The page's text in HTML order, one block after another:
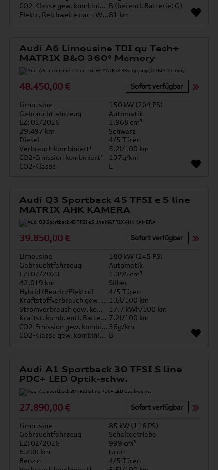
CO2-Klasse gew. kombiniert B (bei entl. Batterie: G)
Elektr. Reichweite nach WLTP* 81 km
Audi A6 Limousine TDI qu Tech+
MATRIX B&O 360° Memory
48.450,00 € Sofort verfügbar
Limousine
150 kW (204 PS)
Gebrauchtfahrzeug
Automatik
EZ: 01/2026
1.968 cm³
29.497 km
Schwarz
Diesel
4/5 Türen
Verbrauch kombiniert¹
5.2l/100 km
CO2-Emission kombiniert¹
137g/km
CO2-Klasse
E
Audi Q3 Sportback 45 TFSI e S line
MATRIX AHK KAMERA
39.850,00 € Sofort verfügbar
Limousine
180 kW (245 PS)
Gebrauchtfahrzeug
Automatik
EZ: 07/2023
1.395 cm³
42.019 km
Silber
Hybrid (Benzin/Elektro)
4/5 Türen
Kraftstoffverbrauch gew. kombiniert 1.6l/100 km
Stromverbrauch gew. kombiniert
17.7 kWh/100 km
Kraftst. komb. entl. Batterie 7.2l/100 km
CO2-Emission gew. kombiniert 36g/km
CO2-Klasse gew. kombiniert B
Audi A1 Sportback 30 TFSI S line
PDC+ LED Optik-schw.
27.890,00 € Sofort verfügbar
Limousine
85 kW (116 PS)
Gebrauchtfahrzeug
Schaltgetriebe
EZ: 02/2026
999 cm³
6.200 km
Grün
Benzin
4/5 Türen